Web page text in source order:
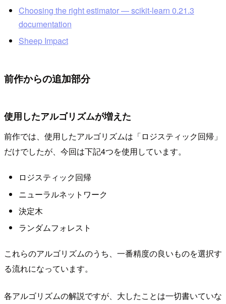
Choosing the right estimator — scikit-learn 0.21.3
documentation
Sheep Impact
前作からの追加部分
使用したアルゴリズムが増えた
前作では、使用したアルゴリズムは「ロジスティック回帰」
だけでしたが、今回は下記4つを使用しています。
ロジスティック回帰
ニューラルネットワーク
決定木
ランダムフォレスト
これらのアルゴリズムのうち、一番精度の良いものを選択す
る流れになっています。
各アルゴリズムの解説ですが、大したことは一切書いていな